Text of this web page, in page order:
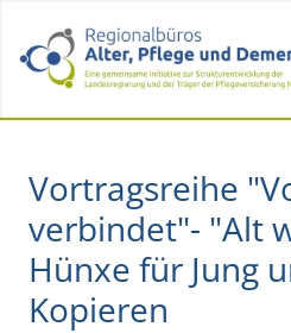
Vortragsreihe
verbindet"- "Alt
Hünxe für Jung
Kopieren